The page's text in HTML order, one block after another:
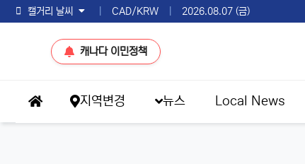
토론토 날씨 CAD/KRW 2026.08.07 (금)
캐나다 이민정책
지역변경 뉴스 Local News
홈으로